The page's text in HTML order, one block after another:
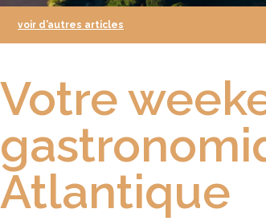
voir d’autres articles
Votre
Atlantique